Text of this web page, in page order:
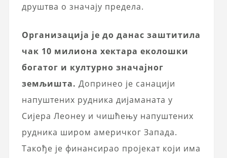
друштва о значају предела.
Организација је до данас заштитила
чак 10 милиона хектара еколошки
богатог и културно значајног
земљишта. Допринео је санацији
напуштених рудника дијаманата у
Сијера Леонеу и чишћењу напуштених
рудника широм америчког Запада.
Такође је финансирао пројекат који има